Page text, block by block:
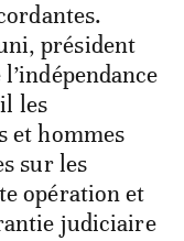
président
les
et hommes
sur les
opération et
judiciaire